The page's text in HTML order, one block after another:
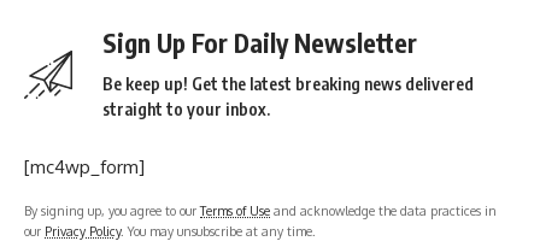
Sign Up For Daily Newsletter
Be keep up! Get the latest breaking news delivered
straight to your inbox.
[mc4wp_form]
By signing up, you agree to ourTerms of Use and acknowledge the data practices in
our Privacy Policy. You may unsubscribe at any time.